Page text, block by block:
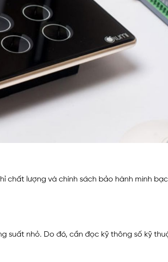
chất lượng và chính sách bảo hành minh
suất nhỏ. Do đó, cần đọc kỹ thông số kỹ